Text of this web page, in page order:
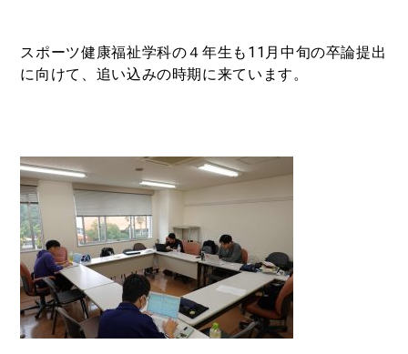
スポーツ健康福祉学科の４年生も11月中旬の卒論提出
に向けて、追い込みの時期に来ています。